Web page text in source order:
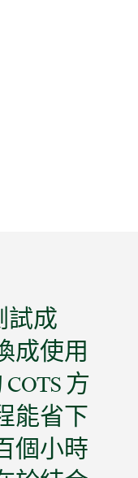
試成
成使用
方
能省下
個小時